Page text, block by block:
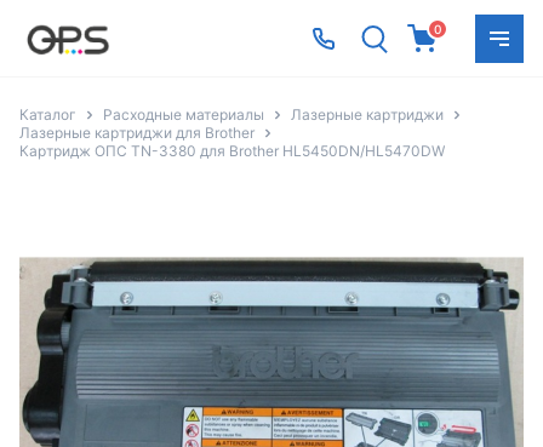
0
Каталог Расходные материалы
Лазерные картриджи
Лазерные картриджи для Brother
Картридж ОПС TN-3380 для Brother HL5450DN/HL5470DW